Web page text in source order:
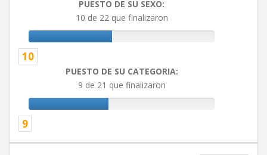
PUESTO DE SU SEXO:
10 de 22 que finalizaron
10
PUESTO DE SU CATEGORIA:
9 de 21 que finalizaron
9